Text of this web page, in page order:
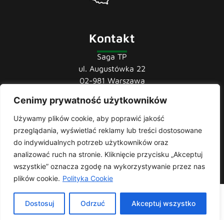
Cenimy prywatność użytkowników
Używamy plików cookie, aby poprawić jakość
przeglądania, wyświetlać reklamy lub treści dostosowane
do indywidualnych potrzeb użytkowników oraz
analizować ruch na stronie. Kliknięcie przycisku „Akceptuj
wszystkie” oznacza zgodę na wykorzystywanie przez nas
plików cookie. Polityka Cookie
Dostosuj Odrzuć Akceptuj wszystko
Kontakt
Saga TP
ul. Augustówka 22
02-981 Warszawa
tel.: 22 741 36 85
22 852 43 60
mail:biuro@sagatp.pl
Saga T.P. © 2020 All rights Reserved. Made with bySkydoo
Polityka prywatności| Producent i importer odzieży roboczej